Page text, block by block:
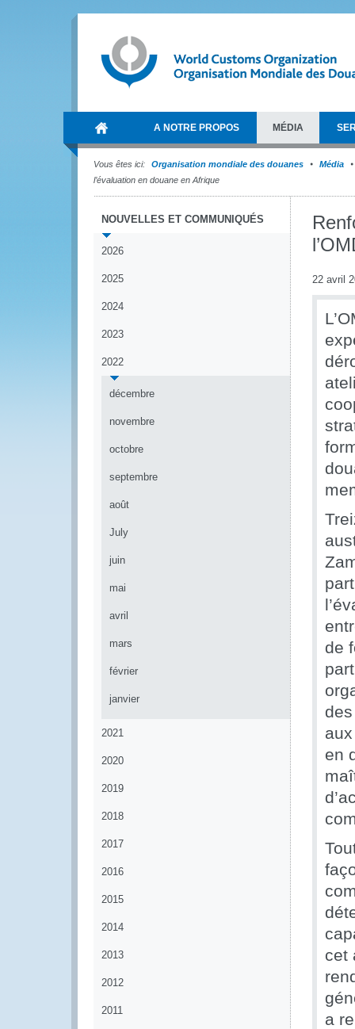
A NOTRE PROPOS MÉDIA
Vous êtes ici: Organisation mondiale des douanes
Média
l’évaluation en douane en Afrique
NOUVELLES ET COMMUNIQUÉS
2026
2025
2024
2023
2022
décembre
novembre
octobre
septembre
août
July
juin
mai
avril
mars
février
janvier
2021
2020
2019
2018
2017
2016
2015
2014
2013
2012
2011
22 avril
de
en
cet
a